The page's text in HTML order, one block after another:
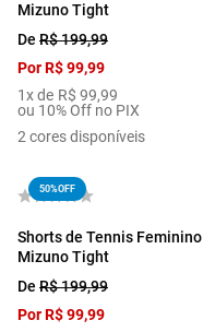
Mizuno Tight
De R$199,99
PorR$99,99
1x de R$ 99,99
ou 10% Off no PIX
2 cores disponíveis
50%OFF
Shorts de Tennis Feminino
Mizuno Tight
De R$199,99
PorR$99,99